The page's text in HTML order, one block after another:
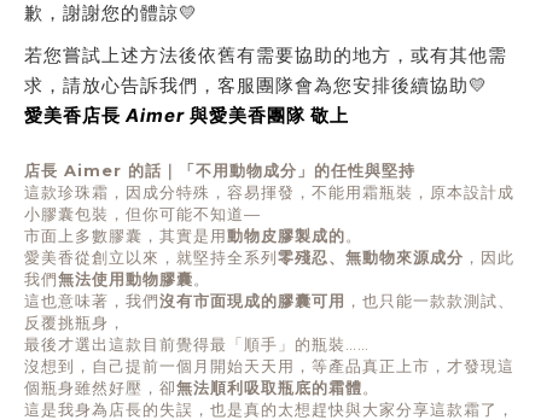
歉，謝謝您的體諒💛
若您嘗試上述方法後依舊有需要協助的地方，或有其他需
求，請放心告訴我們，客服團隊會為您安排後續協助💛
愛美香店長Aimer 與愛美香團隊 敬上
店長 Aimer 的話｜「不用動物成分」的任性與堅持
這款珍珠霜，因成分特殊，容易揮發，不能用霜瓶裝，原本設計成
小膠囊包裝，但你可能不知道—
市面上多數膠囊，其實是用動物皮膠製成的。
愛美香從創立以來，就堅持全系列零殘忍、無動物來源成分 ，因此
我們無法使用動物膠囊。
這也意味著，我們沒有市面現成的膠囊可用 ，也只能一款款測試、
反覆挑瓶身，
最後才選出這款目前覺得最「順手」的瓶裝……
沒想到，自己提前一個月開始天天用，等產品真正上市，才發現這
個瓶身雖然好壓，卻無法順利吸取瓶底的霜體。
這是我身為店長的失誤，也是真的太想趕快與大家分享這款霜了，